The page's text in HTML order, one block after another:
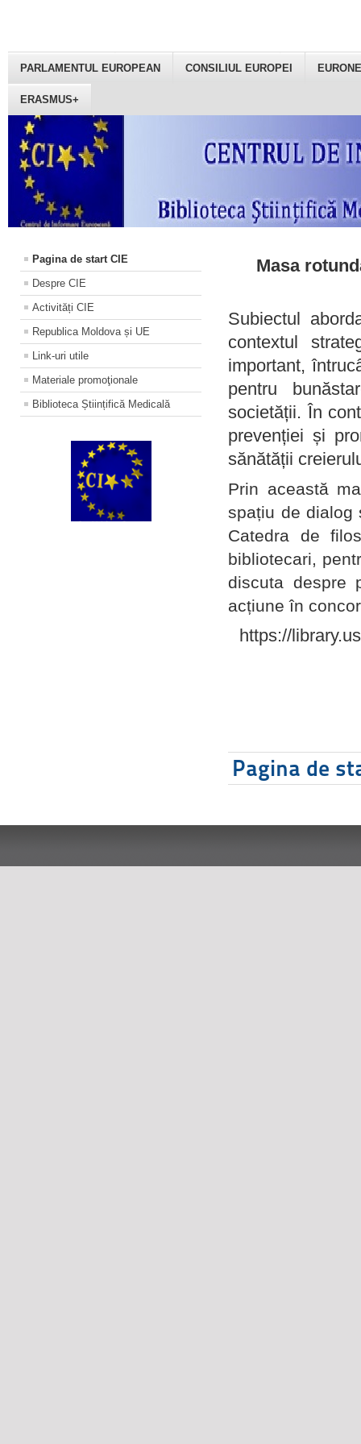
PARLAMENTUL EUROPEAN CONSILIUL EUROPEI
ERASMUS+
Pagina de start CIE
Despre CIE
Activități CIE
Republica Moldova și UE
Link-uri utile
Materiale promoţionale
Biblioteca Științifică Medicală
Masa
Subiectul
contextul
important,
pentru
societății. În
prevenției și
sănătății
Prin această
spațiu de dialog
Catedra de
bibliotecari,
discuta despre
acțiune în
https://
Pagina de